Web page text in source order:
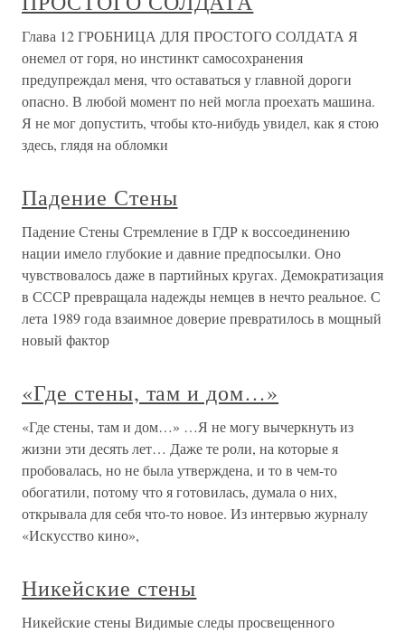
Глава 12 ГРОБНИЦА ДЛЯ ПРОСТОГО СОЛДАТА Я
онемел от горя, но инстинкт самосохранения
предупреждал меня, что оставаться у главной дороги
опасно. В любой момент по ней могла проехать машина.
Я не мог допустить, чтобы кто-нибудь увидел, как я стою
здесь, глядя на обломки
Падение Стены
Падение Стены Стремление в ГДР к воссоединению
нации имело глубокие и давние предпосылки. Оно
чувствовалось даже в партийных кругах. Демократизация
в СССР превращала надежды немцев в нечто реальное. С
лета 1989 года взаимное доверие превратилось в мощный
новый фактор
«Где стены, там и дом…»
«Где стены, там и дом…» …Я не могу вычеркнуть из
жизни эти десять лет… Даже те роли, на которые я
пробовалась, но не была утверждена, и то в чем-то
обогатили, потому что я готовилась, думала о них,
открывала для себя что-то новое. Из интервью журналу
«Искусство кино»,
Никейские стены
Никейские стены Видимые следы просвещенного